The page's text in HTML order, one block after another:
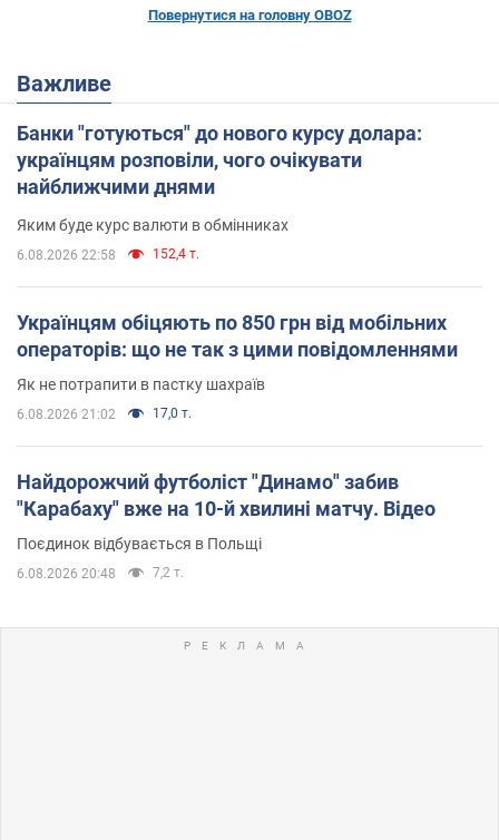
Повернутися на головну OBOZ
Важливе
Банки "готуються" до нового курсу долара:
українцям розповіли, чого очікувати
найближчими днями
Яким буде курс валюти в обмінниках
6.08.2026 22:58 152,4 т.
Українцям обіцяють по 850 грн від мобільних
операторів: що не так з цими повідомленнями
Як не потрапити в пастку шахраїв
6.08.2026 21:02 17,0 т.
Найдорожчий футболіст "Динамо" забив
"Карабаху" вже на 10-й хвилині матчу. Відео
Поєдинок відбувається в Польщі
6.08.2026 20:48 7,2 т.